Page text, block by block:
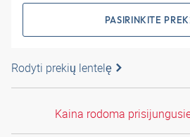
PASIRINKITE
Rodyti prekių lentelę
Kaina rodoma